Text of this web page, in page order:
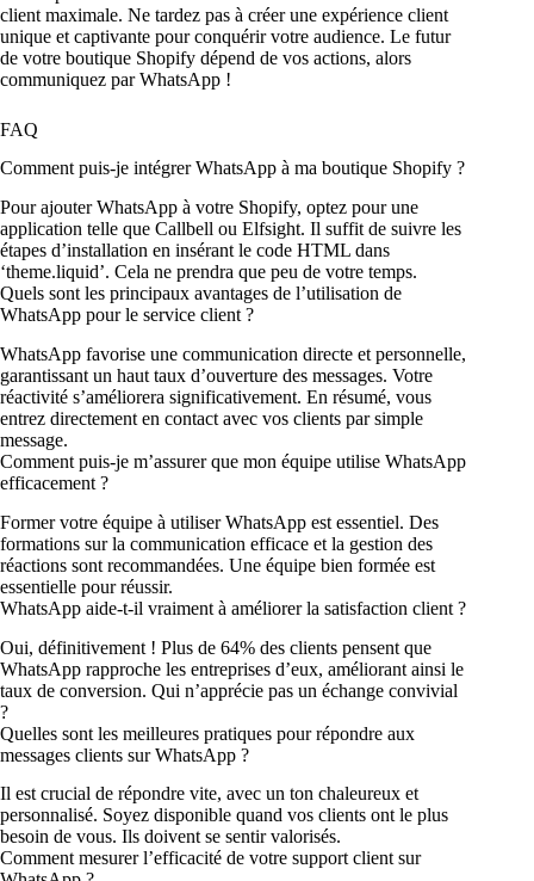
client maximale. Ne tardez pas à créer une expérience client
unique et captivante pour conquérir votre audience. Le futur
de votre boutique Shopify dépend de vos actions, alors
communiquez par WhatsApp !
FAQ
Comment puis-je intégrer WhatsApp à ma boutique Shopify ?
Pour ajouter WhatsApp à votre Shopify, optez pour une
application telle que Callbell ou Elfsight. Il suffit de suivre les
étapes d’installation en insérant le code HTML dans
‘theme.liquid’. Cela ne prendra que peu de votre temps.
Quels sont les principaux avantages de l’utilisation de
WhatsApp pour le service client ?
WhatsApp favorise une communication directe et personnelle,
garantissant un haut taux d’ouverture des messages. Votre
réactivité s’améliorera significativement. En résumé, vous
entrez directement en contact avec vos clients par simple
message.
Comment puis-je m’assurer que mon équipe utilise WhatsApp
efficacement ?
Former votre équipe à utiliser WhatsApp est essentiel. Des
formations sur la communication efficace et la gestion des
réactions sont recommandées. Une équipe bien formée est
essentielle pour réussir.
WhatsApp aide-t-il vraiment à améliorer la satisfaction client ?
Oui, définitivement ! Plus de 64% des clients pensent que
WhatsApp rapproche les entreprises d’eux, améliorant ainsi le
taux de conversion. Qui n’apprécie pas un échange convivial
?
Quelles sont les meilleures pratiques pour répondre aux
messages clients sur WhatsApp ?
Il est crucial de répondre vite, avec un ton chaleureux et
personnalisé. Soyez disponible quand vos clients ont le plus
besoin de vous. Ils doivent se sentir valorisés.
Comment mesurer l’efficacité de votre support client sur